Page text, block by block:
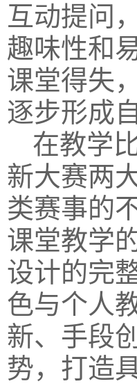
互动提问
趣味性和
课堂得失
逐步形成
在教学
新大赛两
类赛事的
课堂教学
设计的完
色与个人
新、手段
势，打造